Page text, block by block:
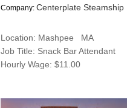
Company: Centerplate Steamship
Location: Mashpee MA
Job Title: Snack Bar Attendant
Hourly Wage: $11.00